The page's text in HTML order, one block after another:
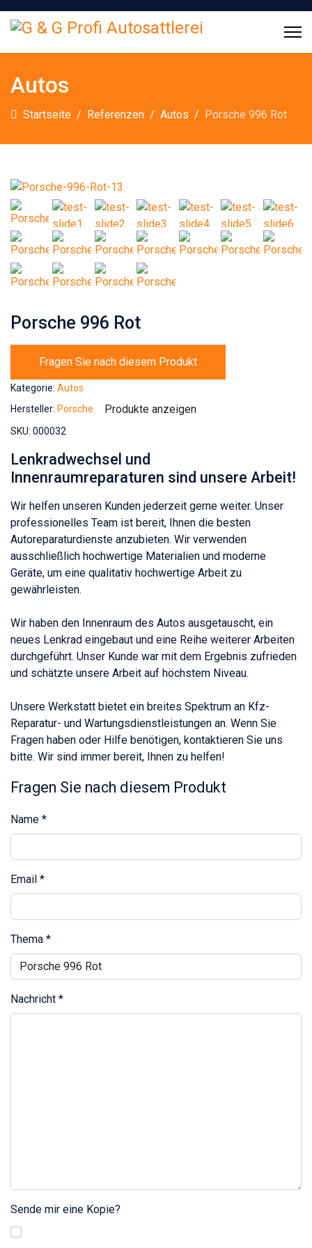
Autos
Startseite Referenzen Autos Porsche 996 Rot
Porsche 996 Rot
Fragen Sie nach diesem Produkt
Kategorie: Autos
Hersteller: Porsche Produkte anzeigen
SKU: 000032
Lenkradwechsel und
Innenraumreparaturen sind unsere Arbeit!
Wir helfen unseren Kunden jederzeit gerne weiter. Unser
professionelles Team ist bereit, Ihnen die besten
Autoreparaturdienste anzubieten. Wir verwenden
ausschließlich hochwertige Materialien und moderne
Geräte, um eine qualitativ hochwertige Arbeit zu
gewährleisten.
Wir haben den Innenraum des Autos ausgetauscht, ein
neues Lenkrad eingebaut und eine Reihe weiterer Arbeiten
durchgeführt. Unser Kunde war mit dem Ergebnis zufrieden
und schätzte unsere Arbeit auf höchstem Niveau.
Unsere Werkstatt bietet ein breites Spektrum an Kfz-
Reparatur- und Wartungsdienstleistungen an. Wenn Sie
Fragen haben oder Hilfe benötigen, kontaktieren Sie uns
bitte. Wir sind immer bereit, Ihnen zu helfen!
Fragen Sie nach diesem Produkt
Name *
Email *
Thema *
Nachricht *
Sende mir eine Kopie?